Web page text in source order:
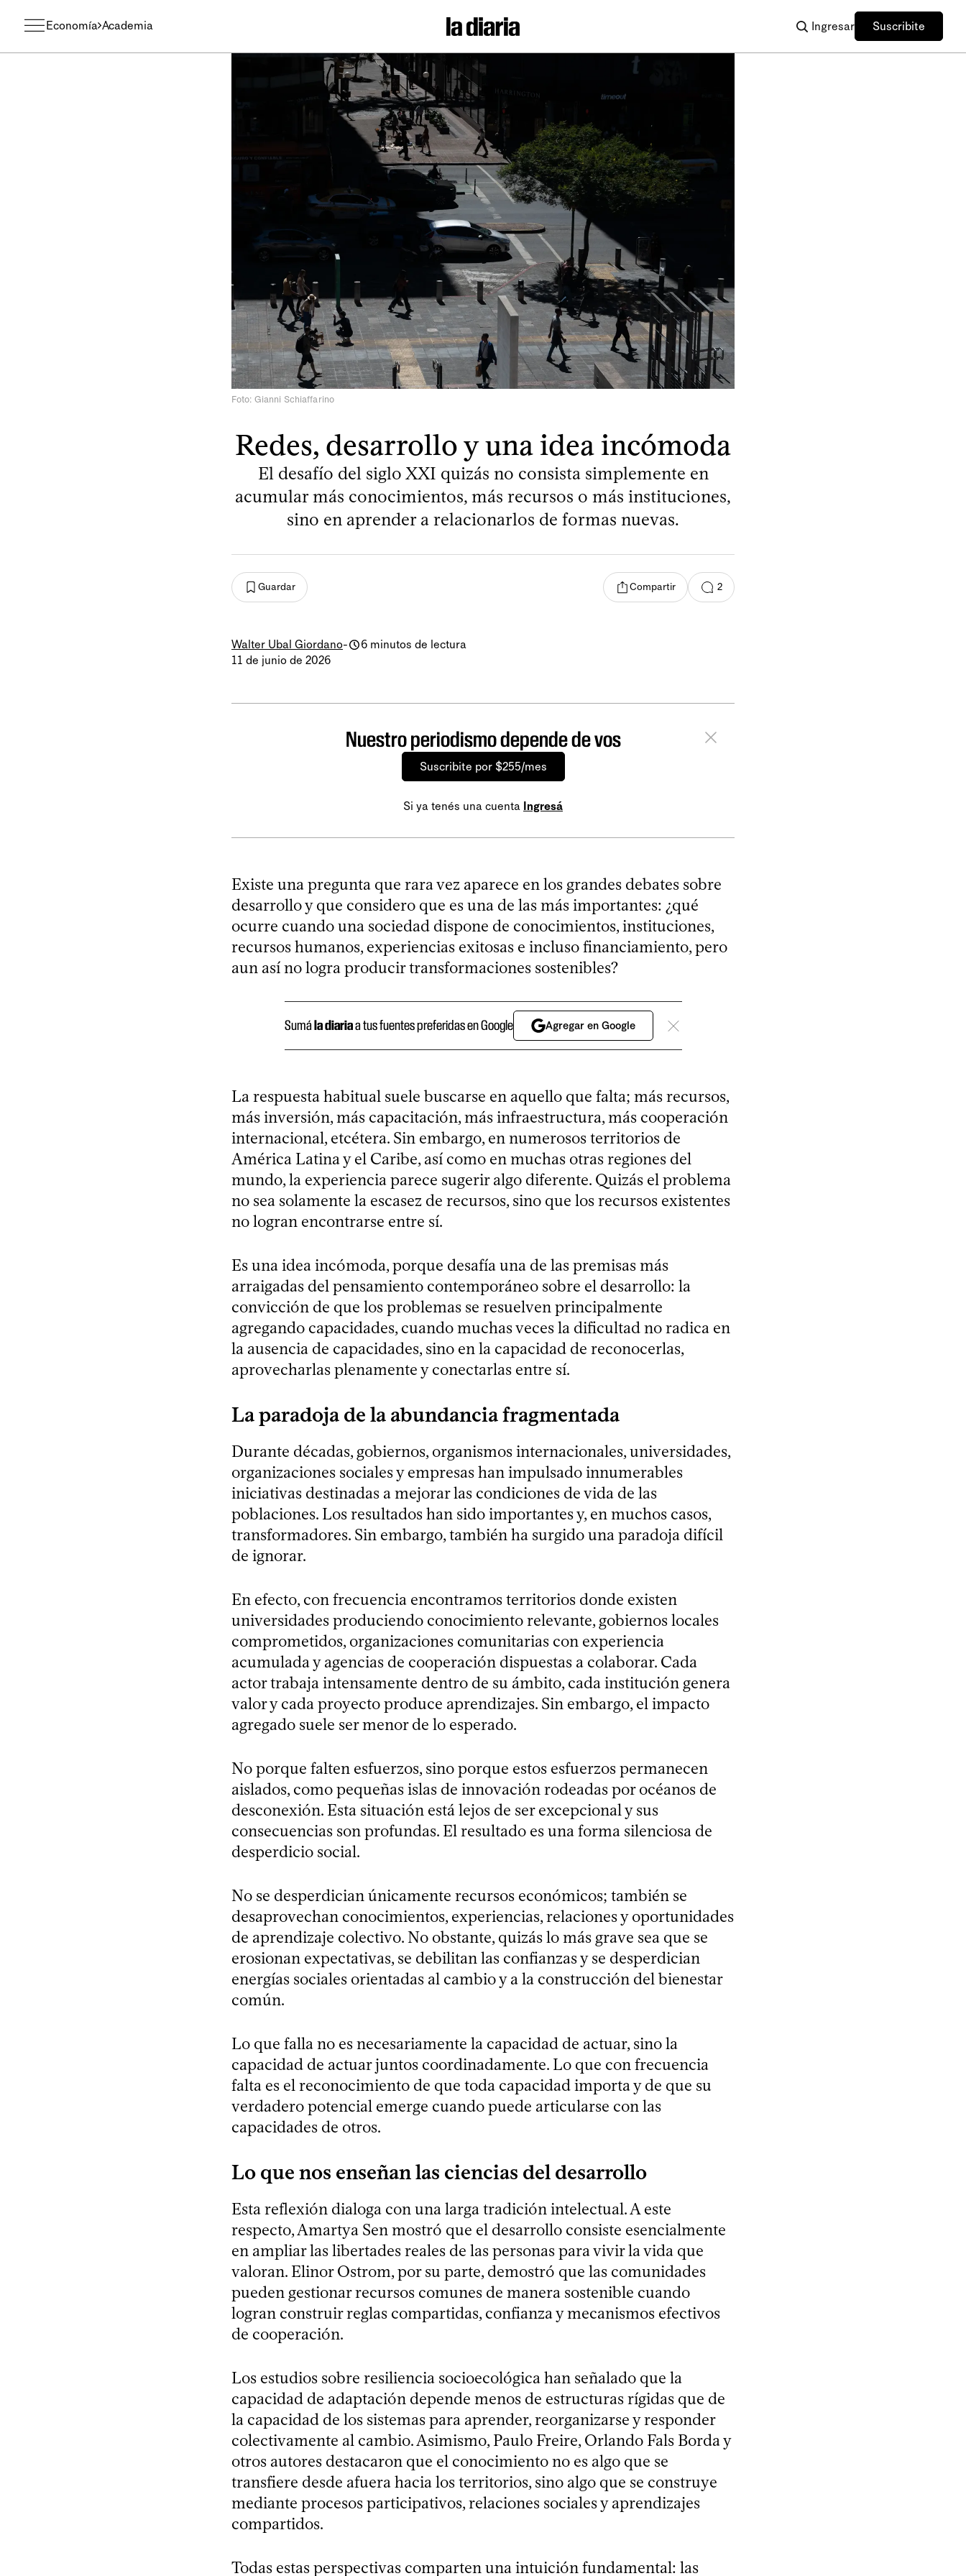
Economía Academia Ingresar Suscribite
Foto: Gianni Schiaffarino
Redes, desarrollo y una idea incómoda
El desafío del siglo XXI quizás no consista simplemente en
acumular más conocimientos, más recursos o más instituciones,
sino en aprender a relacionarlos de formas nuevas.
Guardar Compartir 2
Walter Ubal Giordano-
6 minutos de lectura
11 de junio de 2026
Nuestro periodismo depende de vos
Suscribite por $255/mes
Si ya tenés una cuenta Ingresá
Existe una pregunta que rara vez aparece en los grandes debates sobre
desarrollo y que considero que es una de las más importantes: ¿qué
ocurre cuando una sociedad dispone de conocimientos, instituciones,
recursos humanos, experiencias exitosas e incluso financiamiento, pero
aun así no logra producir transformaciones sostenibles?
Sumála diariaa tus fuentes preferidas en Google Agregar en Google
La respuesta habitual suele buscarse en aquello que falta; más recursos,
más inversión, más capacitación, más infraestructura, más cooperación
internacional, etcétera. Sin embargo, en numerosos territorios de
América Latina y el Caribe, así como en muchas otras regiones del
mundo, la experiencia parece sugerir algo diferente. Quizás el problema
no sea solamente la escasez de recursos, sino que los recursos existentes
no logran encontrarse entre sí.
Es una idea incómoda, porque desafía una de las premisas más
arraigadas del pensamiento contemporáneo sobre el desarrollo: la
convicción de que los problemas se resuelven principalmente
agregando capacidades, cuando muchas veces la dificultad no radica en
la ausencia de capacidades, sino en la capacidad de reconocerlas,
aprovecharlas plenamente y conectarlas entre sí.
La paradoja de la abundancia fragmentada
Durante décadas, gobiernos, organismos internacionales, universidades,
organizaciones sociales y empresas han impulsado innumerables
iniciativas destinadas a mejorar las condiciones de vida de las
poblaciones. Los resultados han sido importantes y, en muchos casos,
transformadores. Sin embargo, también ha surgido una paradoja difícil
de ignorar.
En efecto, con frecuencia encontramos territorios donde existen
universidades produciendo conocimiento relevante, gobiernos locales
comprometidos, organizaciones comunitarias con experiencia
acumulada y agencias de cooperación dispuestas a colaborar. Cada
actor trabaja intensamente dentro de su ámbito, cada institución genera
valor y cada proyecto produce aprendizajes. Sin embargo, el impacto
agregado suele ser menor de lo esperado.
No porque falten esfuerzos, sino porque estos esfuerzos permanecen
aislados, como pequeñas islas de innovación rodeadas por océanos de
desconexión. Esta situación está lejos de ser excepcional y sus
consecuencias son profundas. El resultado es una forma silenciosa de
desperdicio social.
No se desperdician únicamente recursos económicos; también se
desaprovechan conocimientos, experiencias, relaciones y oportunidades
de aprendizaje colectivo. No obstante, quizás lo más grave sea que se
erosionan expectativas, se debilitan las confianzas y se desperdician
energías sociales orientadas al cambio y a la construcción del bienestar
común.
Lo que falla no es necesariamente la capacidad de actuar, sino la
capacidad de actuar juntos coordinadamente. Lo que con frecuencia
falta es el reconocimiento de que toda capacidad importa y de que su
verdadero potencial emerge cuando puede articularse con las
capacidades de otros.
Lo que nos enseñan las ciencias del desarrollo
Esta reflexión dialoga con una larga tradición intelectual. A este
respecto, Amartya Sen mostró que el desarrollo consiste esencialmente
en ampliar las libertades reales de las personas para vivir la vida que
valoran. Elinor Ostrom, por su parte, demostró que las comunidades
pueden gestionar recursos comunes de manera sostenible cuando
logran construir reglas compartidas, confianza y mecanismos efectivos
de cooperación.
Los estudios sobre resiliencia socioecológica han señalado que la
capacidad de adaptación depende menos de estructuras rígidas que de
la capacidad de los sistemas para aprender, reorganizarse y responder
colectivamente al cambio. Asimismo, Paulo Freire, Orlando Fals Borda y
otros autores destacaron que el conocimiento no es algo que se
transfiere desde afuera hacia los territorios, sino algo que se construye
mediante procesos participativos, relaciones sociales y aprendizajes
compartidos.
Todas estas perspectivas comparten una intuición fundamental: las